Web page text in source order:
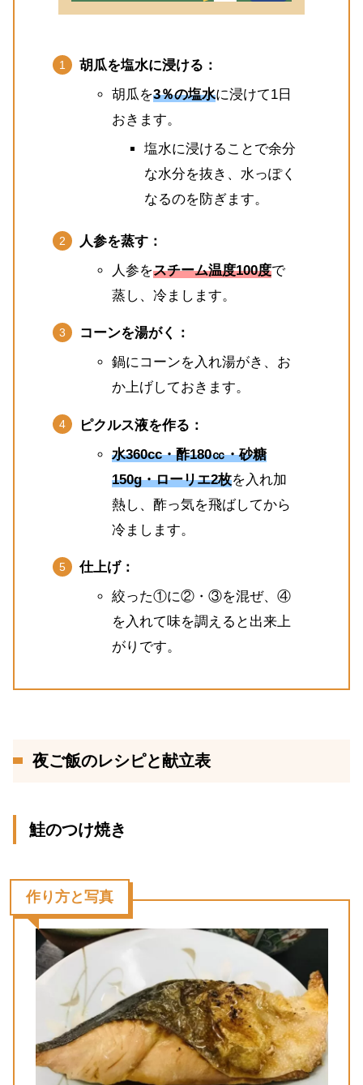
胡瓜を塩水に浸ける：
胡瓜を3％の塩水に浸けて1日
おきます。
塩水に浸けることで余分
な水分を抜き、水っぽく
なるのを防ぎます。
人参を蒸す：
人参をスチーム温度100度で
蒸し、冷まします。
コーンを湯がく：
鍋にコーンを入れ湯がき、お
か上げしておきます。
ピクルス液を作る：
水360cc・酢180㏄・砂糖
150g・ローリエ2枚を入れ加
熱し、酢っ気を飛ばしてから
冷まします。
仕上げ：
絞った①に②・③を混ぜ、④
を入れて味を調えると出来上
がりです。
夜ご飯のレシピと献立表
鮭のつけ焼き
作り方と写真